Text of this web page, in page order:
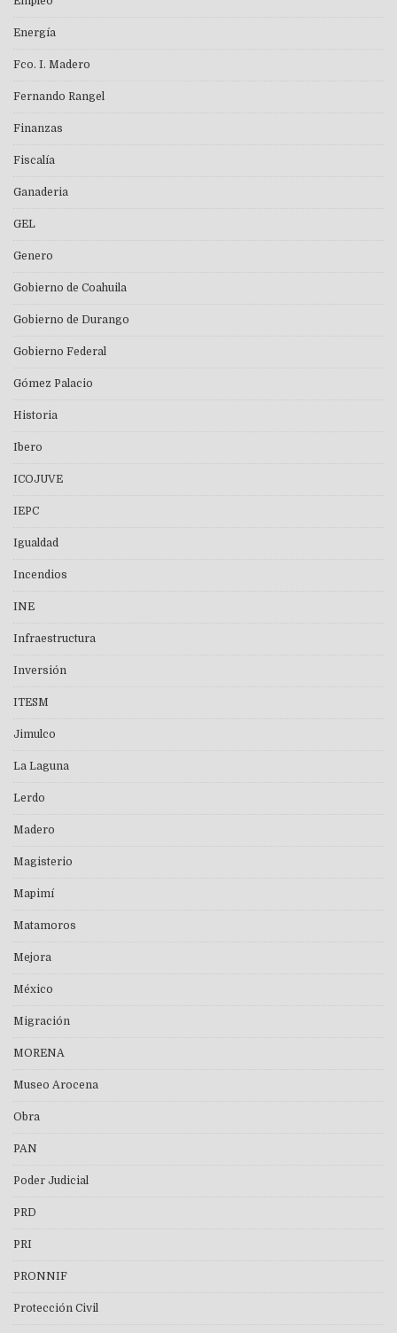
Energía
Fco. I. Madero
Fernando Rangel
Finanzas
Fiscalía
Ganaderia
GEL
Genero
Gobierno de Coahuila
Gobierno de Durango
Gobierno Federal
Gómez Palacio
Historia
Ibero
ICOJUVE
IEPC
Igualdad
Incendios
INE
Infraestructura
Inversión
ITESM
Jimulco
La Laguna
Lerdo
Madero
Magisterio
Mapimí
Matamoros
Mejora
México
Migración
MORENA
Museo Arocena
Obra
PAN
Poder Judicial
PRD
PRI
PRONNIF
Protección Civil